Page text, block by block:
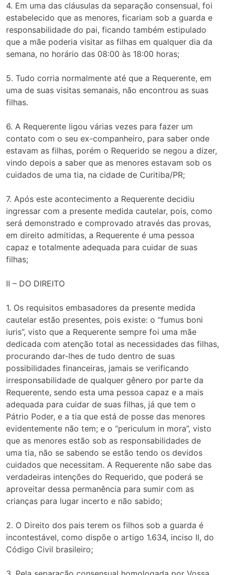
4. Em uma das cláusulas da separação consensual, foi
estabelecido que as menores, ficariam sob a guarda e
responsabilidade do pai, ficando também estipulado
que a mãe poderia visitar as filhas em qualquer dia da
semana, no horário das 08:00 às 18:00 horas;
5. Tudo corria normalmente até que a Requerente, em
uma de suas visitas semanais, não encontrou as suas
filhas.
6. A Requerente ligou várias vezes para fazer um
contato com o seu ex-companheiro, para saber onde
estavam as filhas, porém o Requerido se negou a dizer,
vindo depois a saber que as menores estavam sob os
cuidados de uma tia, na cidade de Curitiba/PR;
7. Após este acontecimento a Requerente decidiu
ingressar com a presente medida cautelar, pois, como
será demonstrado e comprovado através das provas,
em direito admitidas, a Requerente é uma pessoa
capaz e totalmente adequada para cuidar de suas
filhas;
II – DO DIREITO
1. Os requisitos embasadores da presente medida
cautelar estão presentes, pois existe: o “fumus boni
iuris”, visto que a Requerente sempre foi uma mãe
dedicada com atenção total as necessidades das filhas,
procurando dar-lhes de tudo dentro de suas
possibilidades financeiras, jamais se verificando
irresponsabilidade de qualquer gênero por parte da
Requerente, sendo esta uma pessoa capaz e a mais
adequada para cuidar de suas filhas, já que tem o
Pátrio Poder, e a tia que está de posse das menores
evidentemente não tem; e o “periculum in mora”, visto
que as menores estão sob as responsabilidades de
uma tia, não se sabendo se estão tendo os devidos
cuidados que necessitam. A Requerente não sabe das
verdadeiras intenções do Requerido, que poderá se
aproveitar dessa permanência para sumir com as
crianças para lugar incerto e não sabido;
2. O Direito dos pais terem os filhos sob a guarda é
incontestável, como dispõe o artigo 1.634, inciso II, do
Código Civil brasileiro;